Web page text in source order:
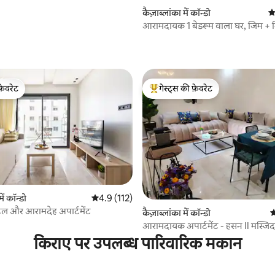
कैज़ाब्लांका में कॉन्डो
आरामदायक 1 बेडरूम वाला घर, जिम +
कॉन्डो औसत रेटिंग 5 में से 4.9, 112 समीक्षाएँ
4.9 (112)
और आरामदेह अपार्टमेंट
गेस्ट्स का टॉप फ़ेवरेट
गेस्ट्स की फ़ेवरेट
कैज़ाब्लांका में कॉन्डो
आरामदायक अपार्टमेंट - हसन II
किराए पर उपलब्ध पारिवारिक मकान